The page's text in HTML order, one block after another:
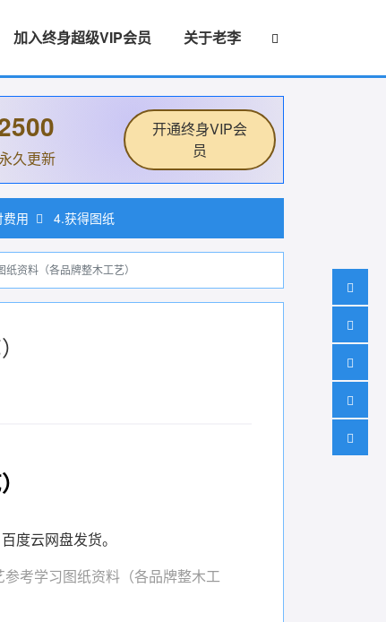
加入终身超级VIP会员 关于老李
久更新
开通终身VIP会
员
用 4.获得图纸
资料（各品牌整木工艺）
度云网盘发货。
参考学习图纸资料（各品牌整木工